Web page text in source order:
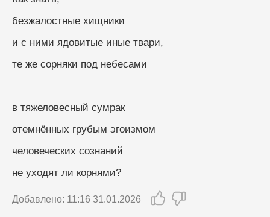
безжалостные хищники
и с ними ядовитые иные твари,
те же сорняки под небесами
в тяжеловесный сумрак
отемнённых грубым эгоизмом
человеческих сознаний
не уходят ли корнями?
Добавлено: 11:16 31.01.2026